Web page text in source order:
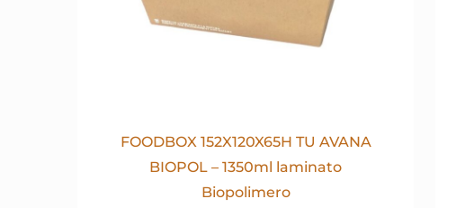
FOODBOX 152X120X65H TU AVANA
BIOPOL – 1350ml laminato
Biopolimero